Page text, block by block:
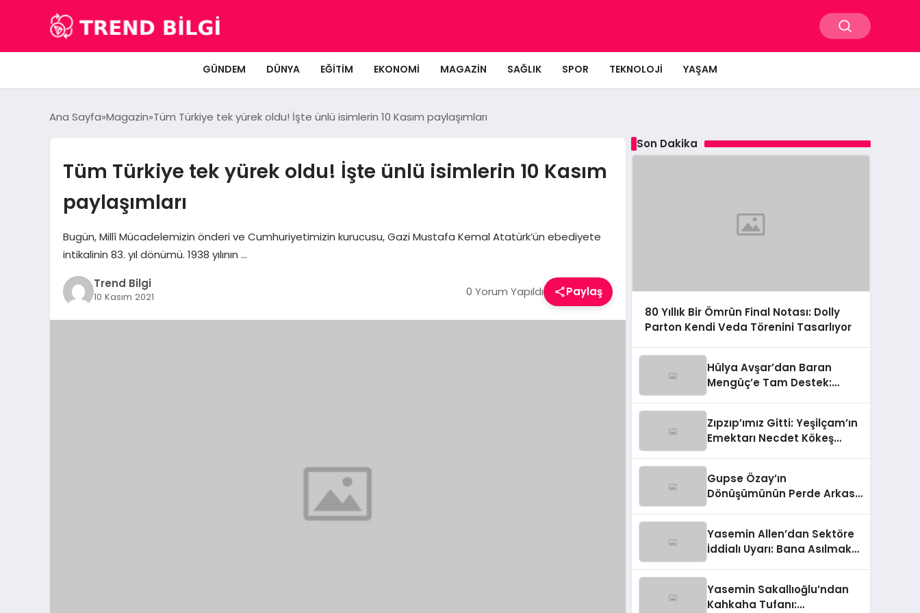
GÜNDEM DÜNYA EĞITIM EKONOMI MAGAZIN SAĞLIK SPOR TEKNOLOJI YAŞAM
Ana Sayfa Magazin Tüm Türkiye tek yürek oldu! İşte ünlü isimlerin 10 Kasım paylaşımları
Tüm Türkiye tek yürek oldu! İşte ünlü isimlerin 10 Kasım
paylaşımları
Bugün, Millî Mücadelemizin önderi ve Cumhuriyetimizin kurucusu, Gazi Mustafa Kemal Atatürk’ün ebediyete
intikalinin 83. yıl dönümü. 1938 yılının …
Trend Bilgi
10 Kasım 2021 0 Yorum Yapıldı Paylaş
Son Dakika
80 Yıllık Bir Ömrün Final Notası: Dolly
Parton Kendi Veda Törenini Tasarlıyor
Hülya Avşar’dan Baran
Mengüç’e Tam Destek:
Zıpzıp’ımız Gitti: Yeşilçam’ın
Emektarı Necdet Kökeş
Gupse Özay’ın
Dönüşümünün Perde Arkası:
Yasemin Allen’dan Sektöre
İddialı Uyarı: Bana Asılmak
Yasemin Sakallıoğlu’ndan
Kahkaha Tufanı: